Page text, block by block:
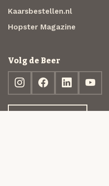
Kaarsbestellen.nl
Hopster Magazine
Volg de Beer